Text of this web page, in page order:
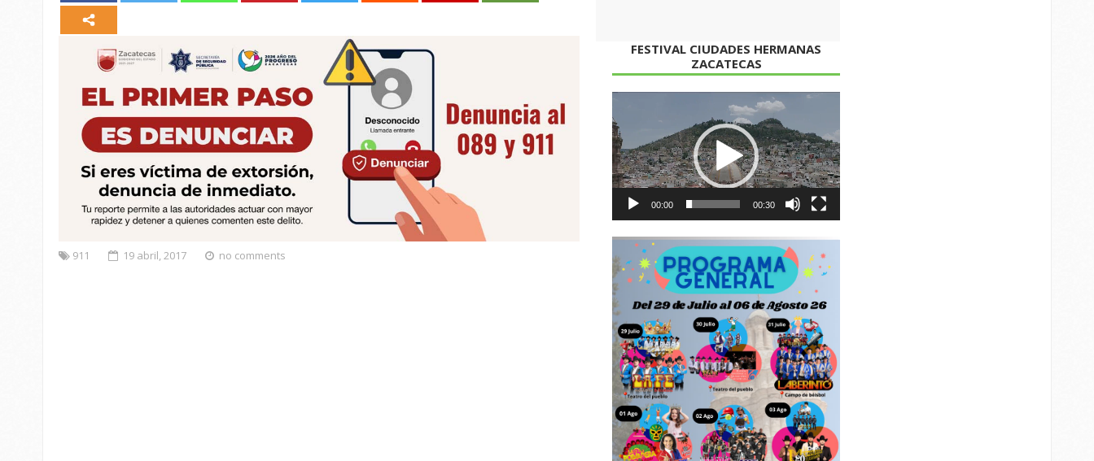
911 19 abril, 2017 no comments
FESTIVAL CIUDADES HERMANAS
ZACATECAS
de
vídeo
00:00 00:30